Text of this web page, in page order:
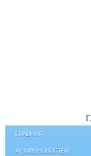
ГЛАВНАЯ
АРХИВ НОВОСТЕЙ